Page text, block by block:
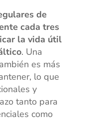
de
cada tres
la vida útil
. Una
es más
lo que
y
tanto para
como